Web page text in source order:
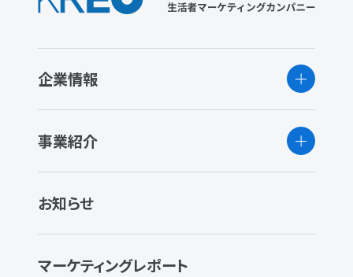
企業情報
事業紹介
お知らせ
マーケティングレポート